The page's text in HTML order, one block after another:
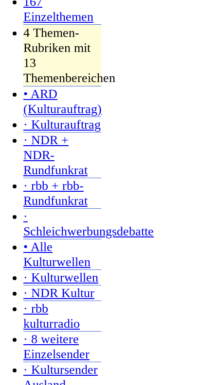
Einzelthemen
4 Themen-
Rubriken mit
13
Themenbereichen
• ARD
(Kulturauftrag)
· Kulturauftrag
· NDR +
NDR-
Rundfunkrat
· rbb + rbb-
Rundfunkrat
·
Schleichwerbungsdebatte
• Alle
Kulturwellen
· Kulturwellen
· NDR Kultur
· rbb
kulturradio
· 8 weitere
Einzelsender
· Kultursender